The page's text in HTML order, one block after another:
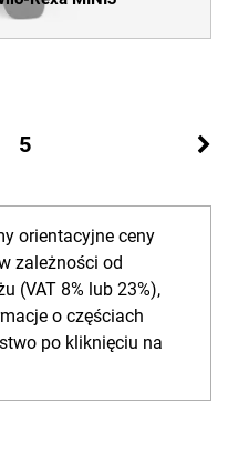
5
orientacyjne ceny
zależności od
(VAT 8% lub 23%),
o częściach
po kliknięciu na